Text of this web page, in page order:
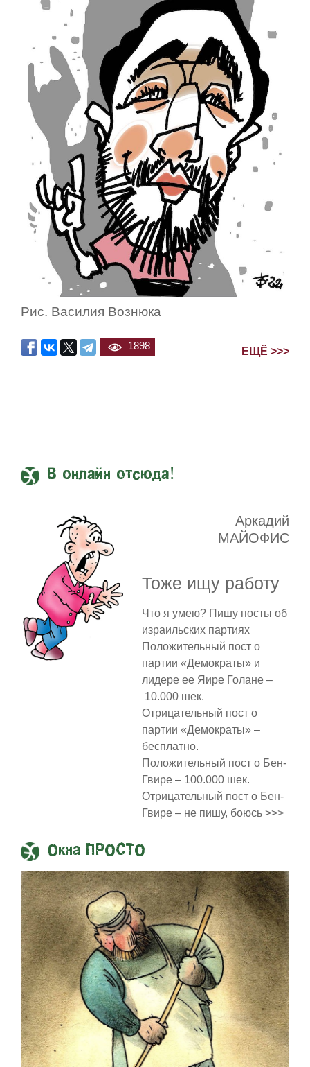
Рис. Василия Вознюка
1898 ЕЩЁ >>>
В онлайн отсюда!
Аркадий
МАЙОФИС
Тоже ищу работу
Что я умею? Пишу посты об
израильских партиях
Положительный пост о
партии «Демократы» и
лидере ее Яире Голане –
10.000 шек.
Отрицательный пост о
партии «Демократы» –
бесплатно.
Положительный пост о Бен-
Гвире – 100.000 шек.
Отрицательный пост о Бен-
Гвире – не пишу, боюсь >>>
Окна ПРОСТО